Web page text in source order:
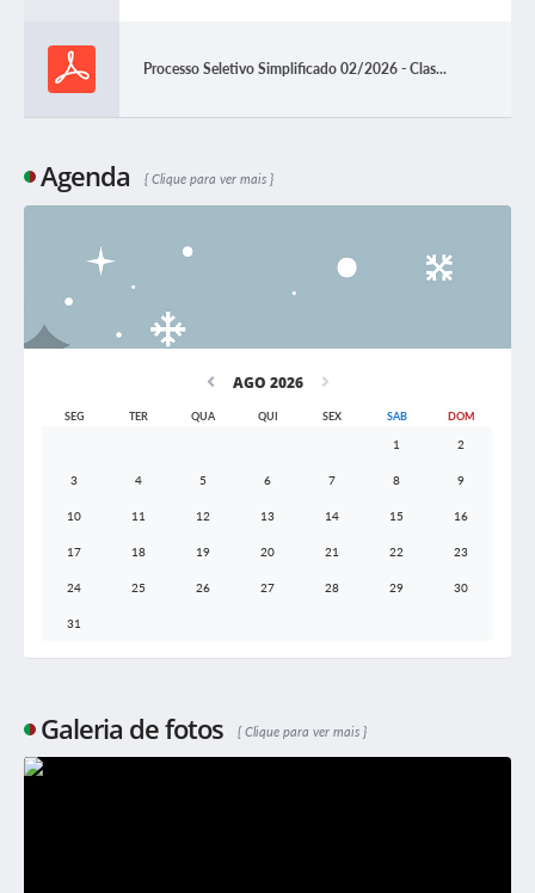
Processo Seletivo Simplificado 02/2026 - Clas...
Agenda Clique para ver mais
AGO 2026
SEG TER QUA QUI SEX SAB DOM
1 2
3 4 5 6 7 8 9
10 11 12 13 14 15 16
17 18 19 20 21 22 23
24 25 26 27 28 29 30
31
Galeria de fotos Clique para ver mais